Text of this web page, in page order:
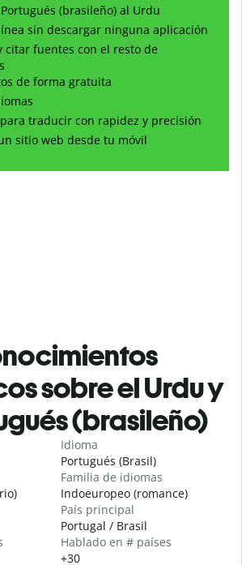
(brasileño) al Urdu
sin descargar ninguna aplicación
citar fuentes con el resto de
de forma gratuita
traducir con rapidez y precisión
sitio web desde tu móvil
sobre el Urdu y
(brasileño)
Idioma
Portugués (Brasil)
Familia de idiomas
Indoeuropeo (romance)
País principal
Portugal / Brasil
Hablado en # países
+30